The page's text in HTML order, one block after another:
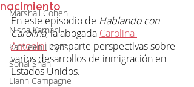
Marshall Cohen
Nisha Karnani
Kathleen Hoyos
Sonal Shah
Liann Campagne
nacimiento
En este episodio de Hablando con
Carolina, la abogada Carolina
Antoninicomparte perspectivas sobre
varios desarrollos de inmigración en
Estados Unidos.